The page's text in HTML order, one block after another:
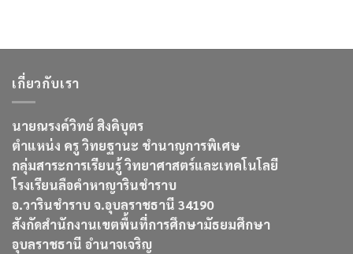
เกี่ยวกับเรา
นายณรงค์วิทย์ สิงคิบุตร
ตำแหน่ง ครู วิทยฐานะ ชำนาญการพิเศษ
กลุ่มสาระการเรียนรู้ วิทยาศาสตร์และเทคโนโลยี
โรงเรียนลือคำหาญารินชำราบ
อ.วารินชำราบ จ.อุบลราชธานี 34190
สังกัดสำนักงานเขตพื้นที่การศึกษามัธยมศึกษา
อุบลราชธานี อำนาจเจริญ